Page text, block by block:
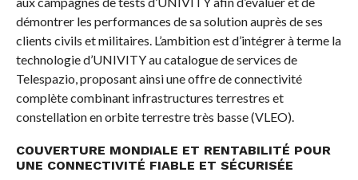
démontrer les performances de sa solution auprès de ses
clients civils et militaires. L’ambition est d’intégrer à terme la
technologie d’UNIVITY au catalogue de services de
Telespazio, proposant ainsi une offre de connectivité
complète combinant infrastructures terrestres et
constellation en orbite terrestre très basse (VLEO).
COUVERTURE MONDIALE ET RENTABILITÉ POUR
UNE CONNECTIVITÉ FIABLE ET SÉCURISÉE